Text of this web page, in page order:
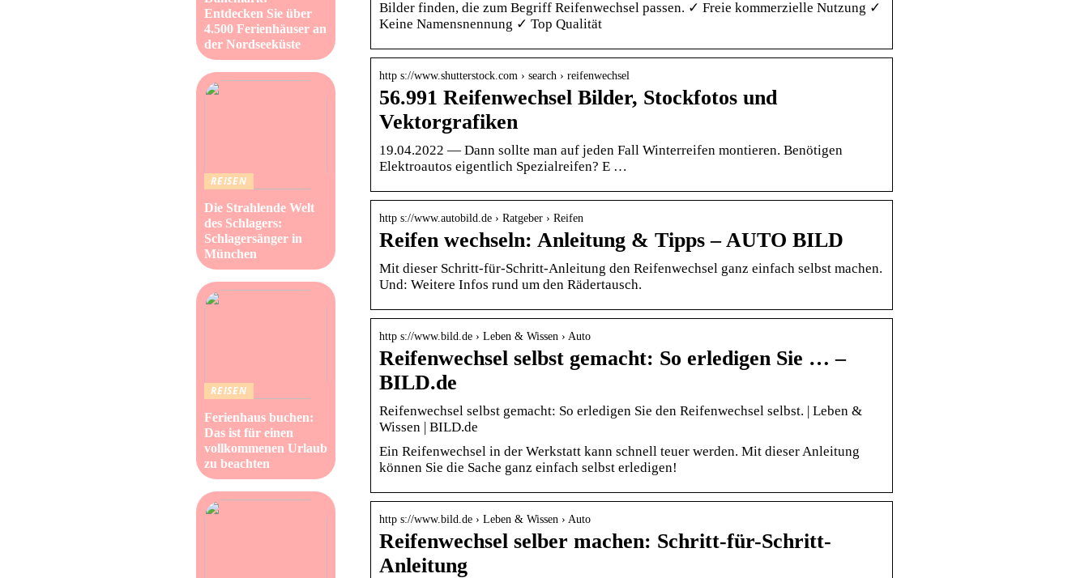
Bilder finden, die zum Begriff Reifenwechsel passen. ✓ Freie kommerzielle Nutzung ✓
Keine Namensnennung ✓ Top Qualität
http s://www.shutterstock.com › search › reifenwechsel
56.991 Reifenwechsel Bilder, Stockfotos und
Vektorgrafiken
19.04.2022 — Dann sollte man auf jeden Fall Winterreifen montieren. Benötigen
Elektroautos eigentlich Spezialreifen? E …
http s://www.autobild.de › Ratgeber › Reifen
Reifen wechseln: Anleitung & Tipps – AUTO BILD
Mit dieser Schritt-für-Schritt-Anleitung den Reifenwechsel ganz einfach selbst machen.
Und: Weitere Infos rund um den Rädertausch.
http s://www.bild.de › Leben & Wissen › Auto
Reifenwechsel selbst gemacht: So erledigen Sie … –
BILD.de
Reifenwechsel selbst gemacht: So erledigen Sie den Reifenwechsel selbst. | Leben &
Wissen | BILD.de
Ein Reifenwechsel in der Werkstatt kann schnell teuer werden. Mit dieser Anleitung
können Sie die Sache ganz einfach selbst erledigen!
http s://www.bild.de › Leben & Wissen › Auto
Reifenwechsel selber machen: Schritt-für-Schritt-
Anleitung
Entdecken Sie über
4.500 Ferienhäuser an
der Nordseeküste
REISEN
Die Strahlende Welt
des Schlagers:
Schlagersänger in
München
REISEN
Ferienhaus buchen:
Das ist für einen
vollkommenen Urlaub
zu beachten